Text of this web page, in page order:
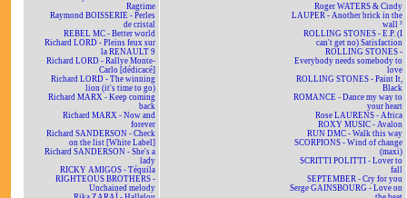
Ragtime
Raymond BOISSERIE - Perles
de cristal
REBEL MC - Better world
Richard LORD - Pleins feux sur
la RENAULT 9
Richard LORD - Rallye Monte-
Carlo [dédicacé]
Richard LORD - The winning
lion (it's time to go)
Richard MARX - Keep coming
back
Richard MARX - Now and
forever
Richard SANDERSON - Check
on the list [White Label]
Richard SANDERSON - She's a
lady
RICKY AMIGOS - Téquila
RIGHTEOUS BROTHERS -
Unchained melody
Roger WATERS & Cindy
LAUPER - Another brick in the
wall ²
ROLLING STONES - E.P. (I
can't get no) Satisfaction
ROLLING STONES -
Everybody needs somebody to
love
ROLLING STONES - Paint It,
Black
ROMANCE - Dance my way to
your heart
Rose LAURENS - Africa
ROXY MUSIC - Avalon
RUN DMC - Walk this way
SCORPIONS - Wind of change
(maxi)
SCRITTI POLITTI - Lover to
fall
SEPTEMBER - Cry for you
Serge GAINSBOURG - Love on